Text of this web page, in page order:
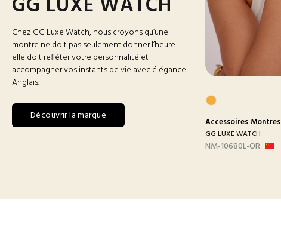
Chez GG Luxe Watch, nous croyons qu’une
montre ne doit pas seulement donner l’heure :
elle doit refléter votre personnalité et
accompagner vos instants de vie avec élégance.
Anglais.
Découvrir la marque
Montres Accessoires Accessoires Montres
GG LUXE WATCH
NM-10680L-OR